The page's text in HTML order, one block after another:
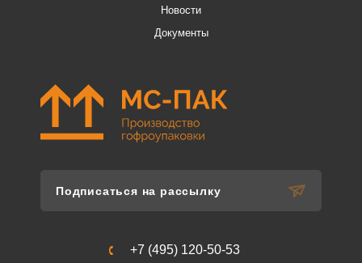
Новости
Документы
Подписаться на рассылку
+7 (495) 120-50-53